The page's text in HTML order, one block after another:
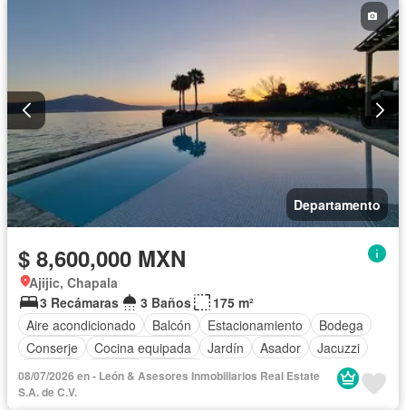
Departamento
$ 8,600,000 MXN
Ajijic, Chapala
3 Recámaras
3 Baños
175 m²
Aire acondicionado
Balcón Estacionamiento
Bodega
Conserje
Cocina equipada Jardín Asador
Jacuzzi
Elevador
Alberca Terraza
08/07/2026 en - León & Asesores Inmobiliarios Real Estate
S.A. de C.V.